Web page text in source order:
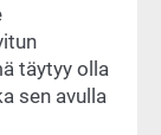
täytyy olla
sen avulla